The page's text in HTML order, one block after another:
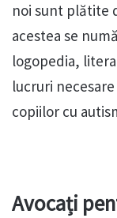
noi sunt plătite
acestea se
logopedia,
lucruri
copiilor cu
Avocați